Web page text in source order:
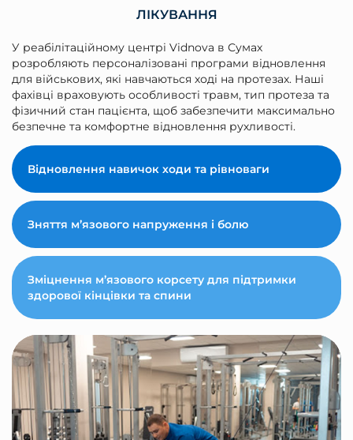
ЛІКУВАННЯ
У реабілітаційному центрі Vidnova в Сумах
розробляють персоналізовані програми відновлення
для військових, які навчаються ході на протезах. Наші
фахівці враховують особливості травм, тип протеза та
фізичний стан пацієнта, щоб забезпечити максимально
безпечне та комфортне відновлення рухливості.
Відновлення навичок ходи та рівноваги
Зняття м’язового напруження і болю
Зміцнення м’язового корсету для підтримки
здорової кінцівки та спини